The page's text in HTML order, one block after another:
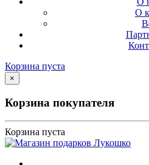
О
Корзина пуста
×
Корзина покупателя
Корзина пуста